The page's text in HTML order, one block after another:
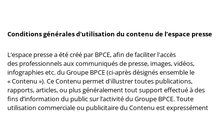
Conditions générales d'utilisation du contenu de l’espace presse
L’espace presse a été créé par BPCE, afin de faciliter l'accès
des professionnels aux communiqués de presse, images, vidéos,
infographies etc. du Groupe BPCE (ci-après désignés ensemble le
« Contenu »). Ce Contenu permet d'illustrer toutes publications,
rapports, articles, ou plus généralement tout support effectué à des
fins d’information du public sur l’activité du Groupe BPCE. Toute
utilisation commerciale ou publicitaire du Contenu est expressément